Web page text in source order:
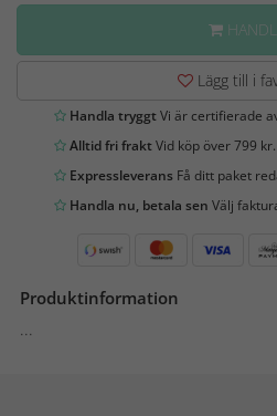
Lägg till i
Handla tryggtVi är certifierade
Alltid fri fraktVid köp över 799 kr.
Expressleverans Få ditt paket
Handla nu, betala sen Välj
Produktinformation
...